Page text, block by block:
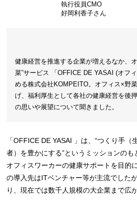
執行役員CMO
好岡利香子さん
健康経営を推進する企業が増えるなか、
菜”サービス 「OFFICE DE YASAI (オフ
める株式会社 KOMPEITO。オフィス×野
げ、福利厚生として各社の健康経営を後
の思いや展望について聞きました。
「OFFICE DE YASAI 」は、“つくり手
者）を豊かにする”というミッションのも
オフィスワーカーの健康サポートを目的
の導入先はITベンチャー等が主流でした
り、現在では数千人規模の大企業まで広